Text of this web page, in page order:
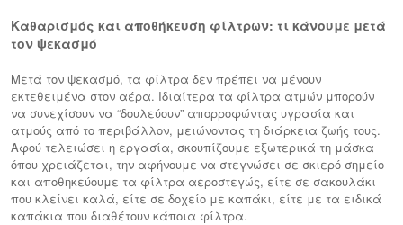
Καθαρισμός και αποθήκευση φίλτρων: τι κάνουμε μετά
τον ψεκασμό
Μετά τον ψεκασμό, τα φίλτρα δεν πρέπει να μένουν
εκτεθειμένα στον αέρα. Ιδιαίτερα τα φίλτρα ατμών μπορούν
να συνεχίσουν να “δουλεύουν” απορροφώντας υγρασία και
ατμούς από το περιβάλλον, μειώνοντας τη διάρκεια ζωής τους.
Αφού τελειώσει η εργασία, σκουπίζουμε εξωτερικά τη μάσκα
όπου χρειάζεται, την αφήνουμε να στεγνώσει σε σκιερό σημείο
και αποθηκεύουμε τα φίλτρα αεροστεγώς, είτε σε σακουλάκι
που κλείνει καλά, είτε σε δοχείο με καπάκι, είτε με τα ειδικά
καπάκια που διαθέτουν κάποια φίλτρα.